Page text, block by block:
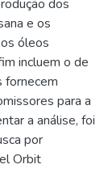
dos
e os
óleos
incluem o de
fornecem
para a
a análise, foi
por
Orbit